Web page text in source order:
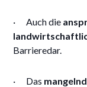
· Auch die
Barrieredar.
· Das